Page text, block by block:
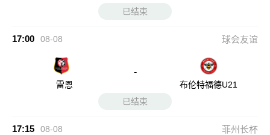
已结束
17:00 08-08 球会友谊
雷恩
-
布伦特福德U21
已结束
17:15 08-08 菲州长杯